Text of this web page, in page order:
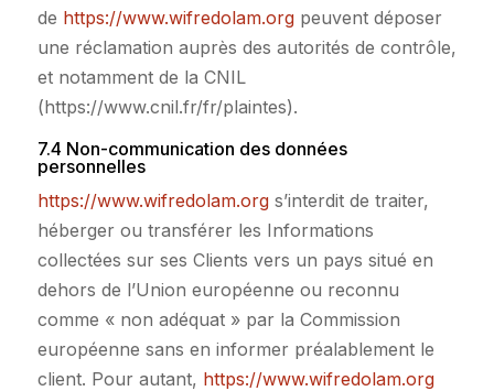
de https://www.wifredolam.orgpeuvent déposer
une réclamation auprès des autorités de contrôle,
et notamment de la CNIL
(https://www.cnil.fr/fr/plaintes).
7.4 Non-communication des données
personnelles
https://www.wifredolam.orgs’interdit de traiter,
héberger ou transférer les Informations
collectées sur ses Clients vers un pays situé en
dehors de l’Union européenne ou reconnu
comme « non adéquat » par la Commission
européenne sans en informer préalablement le
client. Pour autant, https://www.wifredolam.org